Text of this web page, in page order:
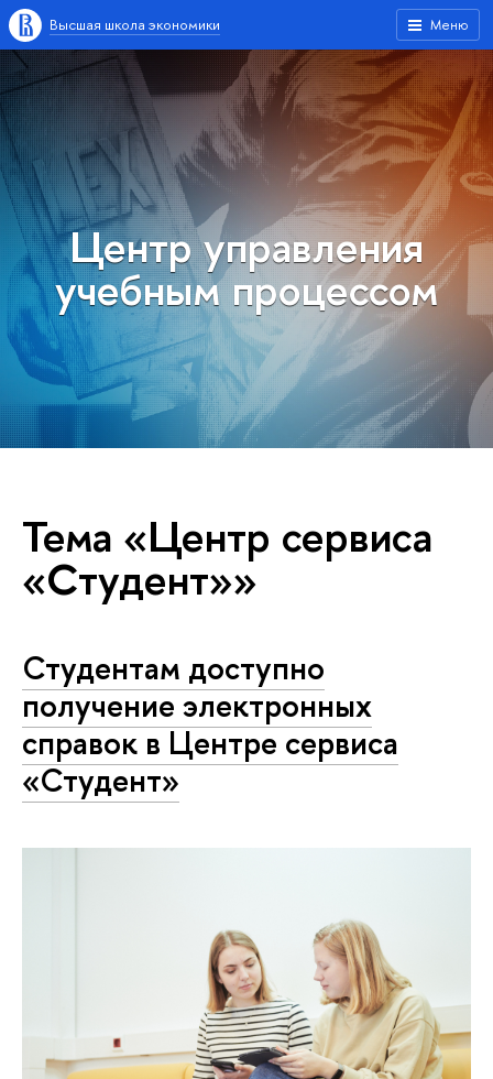
Меню
Высшая школа экономики
Центр управления
учебным процессом
Тема «Центр сервиса
«Студент»»
Студентам доступно
получение электронных
справок в Центре сервиса
«Студент»